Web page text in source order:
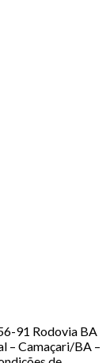
91 Rodovia BA
– Camaçari/BA –